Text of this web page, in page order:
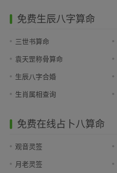
免费生辰八字算命
三世书算命
袁天罡称骨算命
生辰八字合婚
生肖属相查询
免费在线占卜八算命
观音灵签
月老灵签